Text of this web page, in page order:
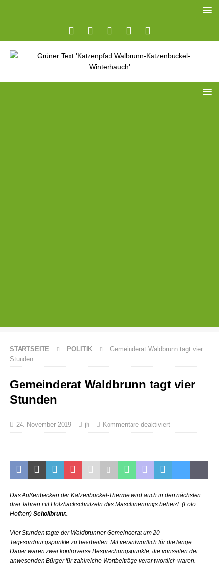
STARTSEITE POLITIK
Gemeinderat Waldbrunn tagt vier
Stunden
Gemeinderat Waldbrunn tagt vier
Stunden
24. November 2019 jh Kommentare deaktiviert
Das Außenbecken der Katzenbuckel-Therme wird auch in den nächsten
drei Jahren mit Holzhackschnitzeln des Maschinenrings beheizt. (Foto:
Hofherr) Schollbrunn.
Vier Stunden tagte der Waldbrunner Gemeinderat um 20
Tagesordnungspunkte zu bearbeiten. Mit verantwortlich für die lange
Dauer waren zwei kontroverse Besprechungspunkte, die vonseiten der
anwesenden Bürger für zahlreiche Wortbeiträge verantwortlich waren.